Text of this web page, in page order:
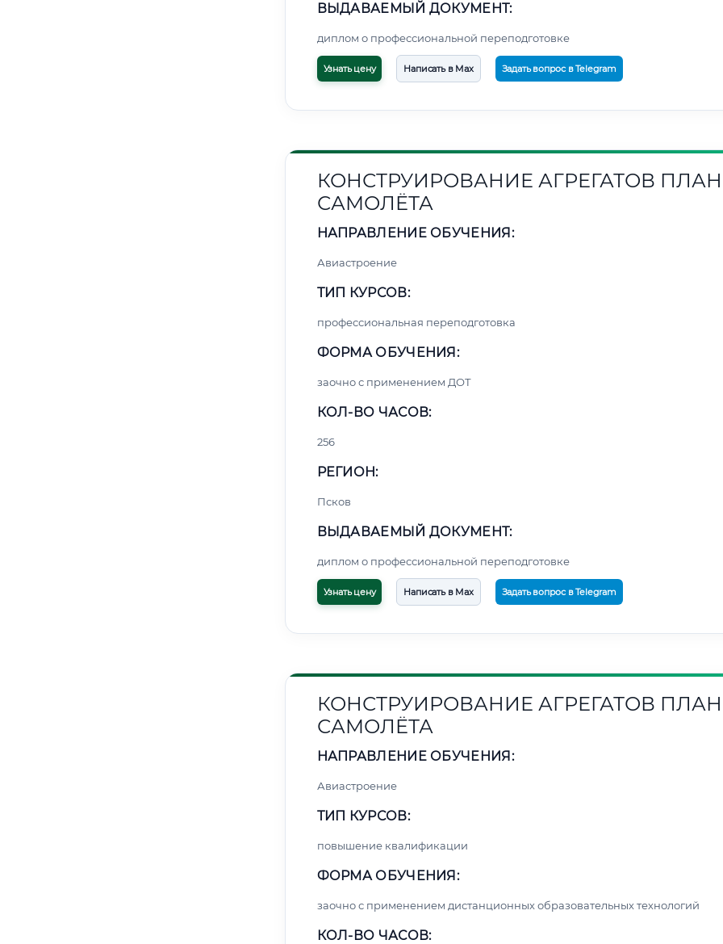
ВЫДАВАЕМЫЙ ДОКУМЕНТ:
диплом о профессиональной переподготовке
Узнать цену Написать в Max Задать вопрос в Telegram
КОНСТРУИРОВАНИЕ АГРЕГАТОВ
САМОЛЁТА
НАПРАВЛЕНИЕ ОБУЧЕНИЯ:
Авиастроение
ТИП КУРСОВ:
профессиональная переподготовка
ФОРМА ОБУЧЕНИЯ:
заочно с применением ДОТ
КОЛ-ВО ЧАСОВ:
256
РЕГИОН:
Псков
ВЫДАВАЕМЫЙ ДОКУМЕНТ:
диплом о профессиональной переподготовке
Узнать цену Написать в Max Задать вопрос в Telegram
КОНСТРУИРОВАНИЕ АГРЕГАТОВ
САМОЛЁТА
НАПРАВЛЕНИЕ ОБУЧЕНИЯ:
Авиастроение
ТИП КУРСОВ:
повышение квалификации
ФОРМА ОБУЧЕНИЯ:
заочно с применением дистанционных образовательных технологий
КОЛ-ВО ЧАСОВ: